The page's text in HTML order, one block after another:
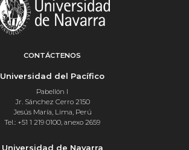
CONTÁCTENOS
Universidad del Pacífico
Pabellón I
Jr. Sánchez Cerro 2150
Jesús María, Lima, Perú
Tel.: +51 1 219 0100, anexo 2659
Universidad de Navarra